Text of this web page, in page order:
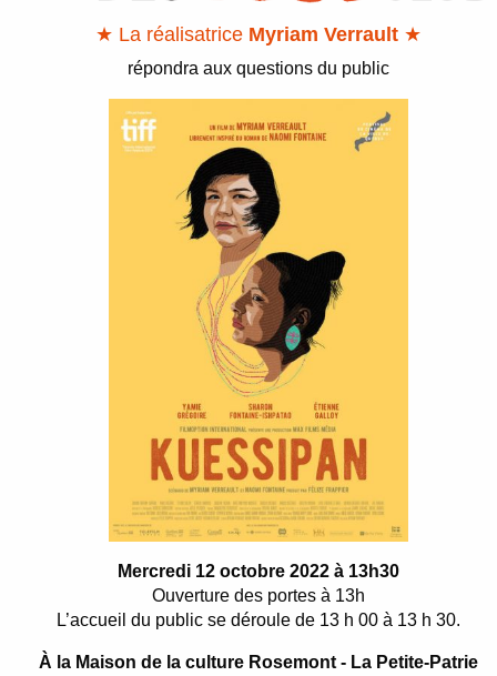
★ La réalisatrice Myriam Verrault★
répondra aux questions du public
Mercredi 12 octobre 2022 à 13h30
Ouverture des portes à 13h
L’accueil du public se déroule de 13 h 00 à 13 h 30.
À la Maison de la culture Rosemont - La Petite-Patrie